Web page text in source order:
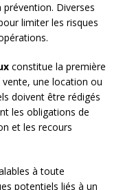
Diverses
limiter les risques
constitue la première
une location ou
doivent être rédigés
les obligations de
et les recours
à toute
potentiels liés à un